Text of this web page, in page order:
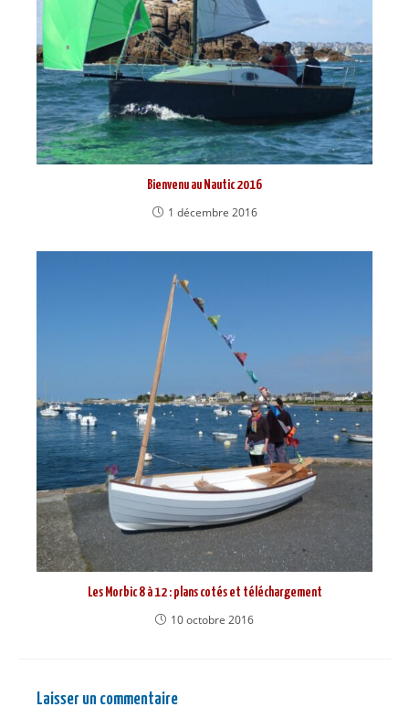
Bienvenu au Nautic 2016
1 décembre 2016
Les Morbic 8 à 12 : plans cotés et téléchargement
10 octobre 2016
Laisser un commentaire